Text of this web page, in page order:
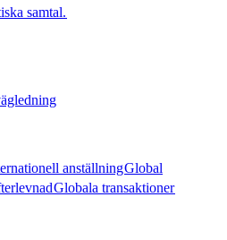
samtal.​​
anställning​​Global
Globala transaktioner​​